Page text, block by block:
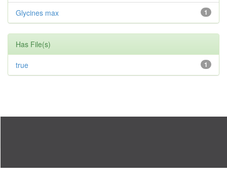
1
Glycines max
Has File(s)
1
true